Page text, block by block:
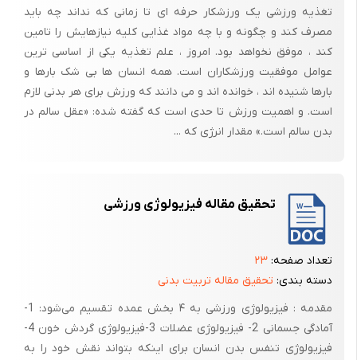
فسفاژن، نام دارد بدست می‌آید. سودمندی این دستگاه در سرعت بکارگیری
انرژی است و نه در مقدار آن. انرژی ذخیره شده در درون سلولهای عضلانی به
دو صورت می‌باشد: یکی در ملکول ATp و دیگری در فسفوکراتین یا (Pc) . البته
انرژی آزاد شده از تجزیه pc بطور مستقیم برای انجام کار عضلانی مورد
استفاده قرار نمی‌گیرد.
در این‌جا آنزیم «کراتین کینیاز» از ملکول «فسفوکراتین» در یک فعالیت بیهوازی
و سرع ملکول پرانرژی ATp را تولید می‌کند.
معضله فقط برای یک فعالیت کوتاه مدت و سریع است. برای ادامه این روند و
کسب توان لازم، سیستم آنزیمی بوری وارد عمل می‌شود.
ب – دستگاه درگیر فعایت‌های شدید و سریع: هنگامی که عضله در یک
«گلیکویز بیهوازی، نام دارد، دستگاه غالب تأمین انرژی به حساب می‌آید. این
واکنش آنزیمی است.
دستگاه فسفاژن و گلیکویز انرژی زیادی تولید نمی‌کنند، ولی برتری این دو
تغذیه ورزشی یک ورزشکار حرفه ای تا زمانی که نداند چه باید
مصرف کند و چگونه و با چه مواد غذایی کلیه نیازهایش را تامین
کند ، موفق نخواهد بود. امروز ، علم تغذیه یکی از اساسی ترین
عوامل موفقیت ورزشکاران است. همه انسان ها بی شک بارها و
بارها شنیده اند ، خوانده اند و می دانند که ورزش برای هر بدنی لازم
است. و اهمیت ورزش تا حدی است که گفته شده: «عقل سالم در
بدن سالم است.» مقدار انرژی که ...
تحقیق مقاله فیزیولوژی ورزشی
تعداد صفحه: ۲۳
دسته بندی: تحقیق مقاله تربیت بدنی
مقدمه : فیزیولوژی ورزشی به ۴ بخش عمده تقسیم می‌شود: 1-
آمادگی جسمانی 2- فیزیولوژی عضلات 3-فیزیولوژی گردش خون 4-
فیزیولوژی تنفس بدن انسان برای اینکه بتواند نقش خود را به